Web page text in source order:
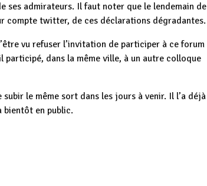
ses admirateurs. Il faut noter que le lendemain de
compte twitter, de ces déclarations dégradantes.
vu refuser l’invitation de participer à ce forum
participé, dans la même ville, à un autre colloque
le même sort dans les jours à venir. Il l’a déjà
bientôt en public.